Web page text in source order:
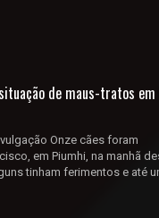
de maus-tratos em
Onze cães foram
em Piumhi, na manhã
tinham ferimentos e até